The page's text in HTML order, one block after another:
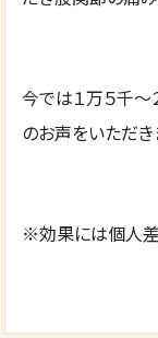
今では１万５千～
のお声をいただき
※効果には個人差